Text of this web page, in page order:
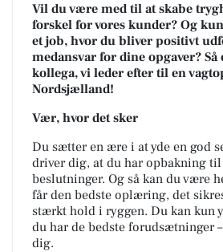
Vil du være med til at skabe
forskel for vores kunder? Og
et job, hvor du bliver positivt
medansvar for dine opgaver? Så
kollega, vi leder efter til en
Nordsjælland!
Vær, hvor det sker
Du sætter en ære i at yde en god
driver dig, at du har opbakning
beslutninger. Og så kan du være
får den bedste oplæring, det
stærkt hold i ryggen. Du kan kun
du har de bedste forudsætninger
dig.